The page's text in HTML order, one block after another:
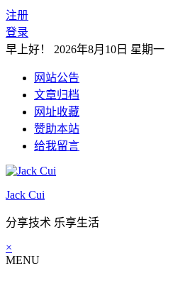
注册
登录
早上好！ 2026年8月10日 星期一
网站公告
文章归档
网址收藏
赞助本站
给我留言
Jack Cui
分享技术 乐享生活
×
MENU